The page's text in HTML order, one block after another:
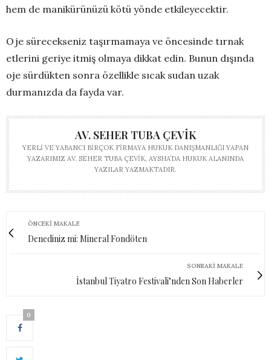
hem de manikürünüzü kötü yönde etkileyecektir.
Oje sürecekseniz taşırmamaya ve öncesinde tırnak
etlerini geriye itmiş olmaya dikkat edin. Bunun dışında
oje sürdükten sonra özellikle sıcak sudan uzak
durmanızda da fayda var.
AV. SEHER TUBA ÇEVIK
YERLI VE YABANCI BIRÇOK FIRMAYA HUKUK DANIŞMANLIĞI YAPAN
YAZARIMIZ AV. SEHER TUBA ÇEVIK, AYSHA’DA HUKUK ALANINDA
YAZILAR YAZMAKTADIR.
ÖNCEKI MAKALE
Denediniz mi: Mineral Fondöten
SONRAKI MAKALE
İstanbul Tiyatro Festivali’nden Son Haberler
0